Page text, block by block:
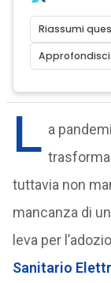
Riassumi
L a
tuttavia non
mancanza di
leva per
Sanitario